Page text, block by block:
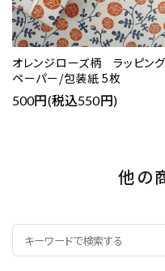
オレンジローズ柄 ラッピング
ペーパー/包装紙 5枚
500円(税込550円)
他の